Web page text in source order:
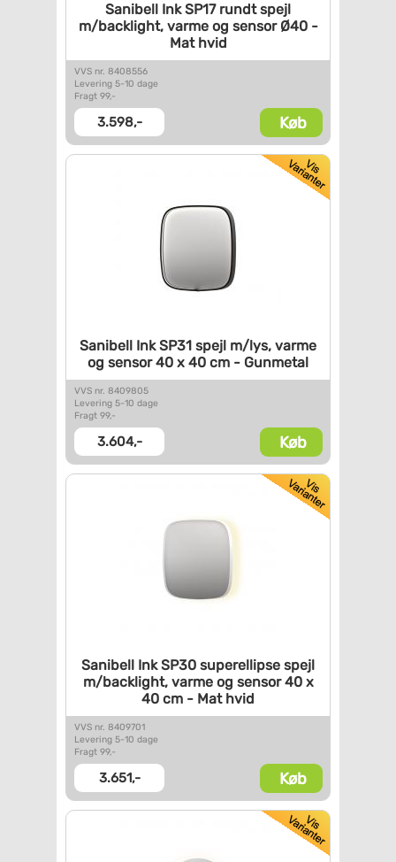
Sanibell Ink SP17 rundt spejl
m/backlight, varme og sensorØ40 -
Mat hvid
VVS nr. 8408556
Levering 5-10 dage
Fragt 99,-
3.598,- Køb
Sanibell Ink SP31 spejl m/lys, varme
og sensor 40 x 40 cm - Gunmetal
VVS nr. 8409805
Levering 5-10 dage
Fragt 99,-
3.604,- Køb
Sanibell Ink SP30 superellipse spejl
m/backlight, varme og sensor 40 x
40 cm - Mat hvid
VVS nr. 8409701
Levering 5-10 dage
Fragt 99,-
3.651,- Køb